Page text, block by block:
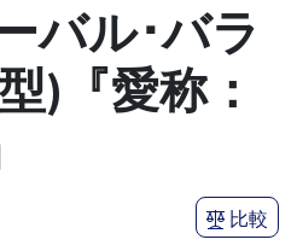
バル･バラ
)『愛称：
比較